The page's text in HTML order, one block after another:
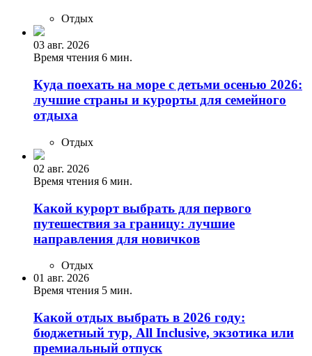
Отдых
03 авг. 2026
Время чтения 6 мин.
Куда поехать на море с детьми осенью 2026:
лучшие страны и курорты для семейного
отдыха
Отдых
02 авг. 2026
Время чтения 6 мин.
Какой курорт выбрать для первого
путешествия за границу: лучшие
направления для новичков
Отдых
01 авг. 2026
Время чтения 5 мин.
Какой отдых выбрать в 2026 году:
бюджетный тур, All Inclusive, экзотика или
премиальный отпуск